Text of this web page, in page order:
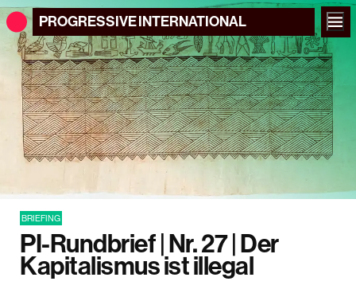
PROGRESSIVEINTERNATIONAL
BRIEFING
PI-Rundbrief | Nr. 27 | Der
Kapitalismus ist illegal